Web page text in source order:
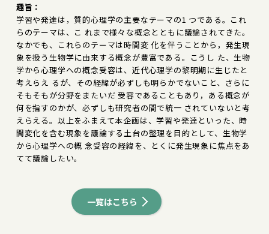
趣旨：
学習や発達は，質的心理学の主要なテーマの1 つである。これ
らのテーマは、こ れまで様々な概念とともに議論されてきた。
なかでも、これらのテーマは時間変 化を伴うことから，発生現
象を扱う生物学に由来する概念が豊富である。こうし た、生物
学から心理学への概念受容は、近代心理学の黎明期に生じたと
考えらえ るが、その経緯が必ずしも明らかでないこと、さらに
そもそもが分野をまたいだ 受容であることもあり，ある概念が
何を指すのかが、必ずしも研究者の間で統一 されていないと考
えらえる。以上をふまえて本企画は、学習や発達といった、時
間変化を含む現象を議論する土台の整理を目的として、生物学
から心理学への概 念受容の経緯を、とくに発生現象に焦点をあ
てて議論したい。
一覧はこちら